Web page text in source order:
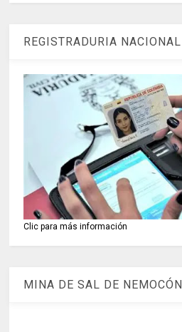
REGISTRADURIA NACIONAL
Clic para más información
MINA DE SAL DE NEMOCÓN